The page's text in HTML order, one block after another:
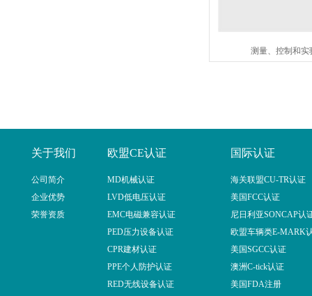
测量、控制和实
关于我们
公司简介
企业优势
荣誉资质
欧盟CE认证
MD机械认证
LVD低电压认证
EMC电磁兼容认证
PED压力设备认证
CPR建材认证
PPE个人防护认证
RED无线设备认证
国际认证
海关联盟CU-TR认证
美国FCC认证
尼日利亚SONCAP认
欧盟车辆类E-MARK
美国SGCC认证
澳洲C-tick认证
美国FDA注册